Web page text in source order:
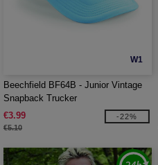
W1
Beechfield BF64B - Junior Vintage
Snapback Trucker
€3.99
€5.10
-22%